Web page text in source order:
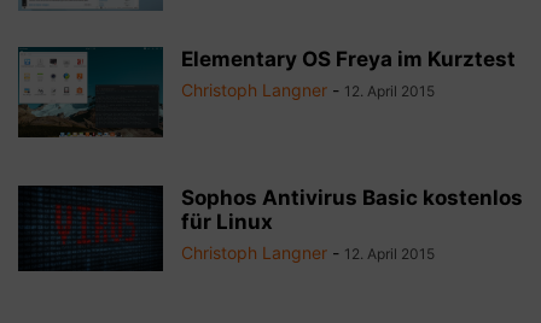
Elementary OS Freya im Kurztest
Christoph Langner - 12. April 2015
Sophos Antivirus Basic kostenlos
für Linux
Christoph Langner - 12. April 2015